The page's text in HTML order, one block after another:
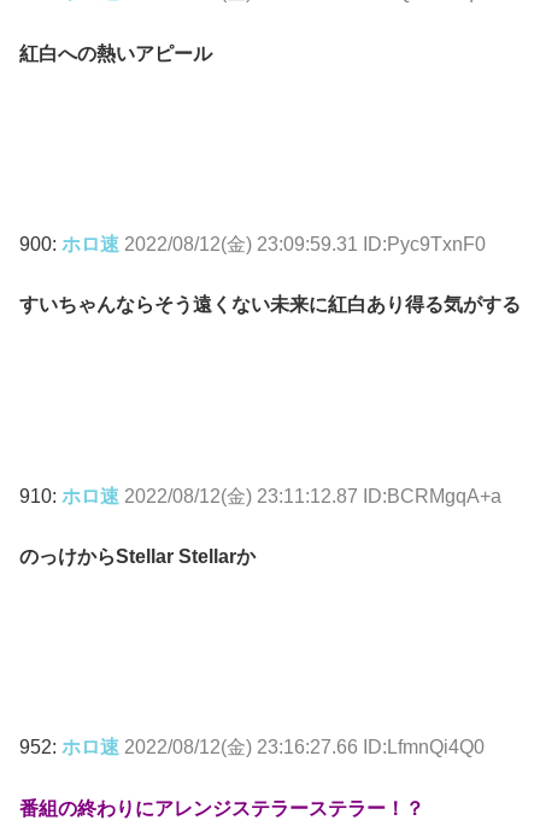
紅白への熱いアピール
900: ホロ速 2022/08/12(金) 23:09:59.31 ID:Pyc9TxnF0
すいちゃんならそう遠くない未来に紅白あり得る気がする
910: ホロ速 2022/08/12(金) 23:11:12.87 ID:BCRMgqA+a
のっけからStellar Stellarか
952: ホロ速 2022/08/12(金) 23:16:27.66 ID:LfmnQi4Q0
番組の終わりにアレンジステラーステラー！？